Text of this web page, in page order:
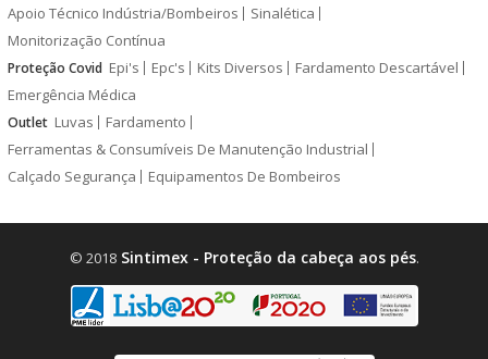
Apoio Técnico Indústria/Bombeiros
Sinalética
Monitorização Contínua
Proteção Covid Epi's Epc's Kits Diversos
Fardamento Descartável
Emergência Médica
Outlet Luvas
Fardamento
Ferramentas & Consumíveis De Manutenção Industrial
Calçado Segurança
Equipamentos De Bombeiros
© 2018Sintimex - Proteção da cabeça aos pés.